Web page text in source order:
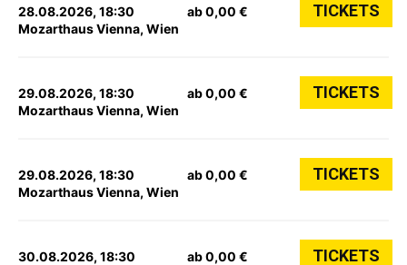
28.08.2026, 18:30
Mozarthaus Vienna, Wien
ab 0,00 € TICKETS
29.08.2026, 18:30
Mozarthaus Vienna, Wien
ab 0,00 € TICKETS
29.08.2026, 18:30
Mozarthaus Vienna, Wien
ab 0,00 € TICKETS
30.08.2026, 18:30 ab 0,00 € TICKETS